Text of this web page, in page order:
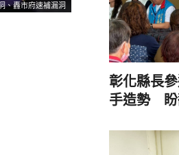
、轟市府速補漏洞
彰化縣長
手造勢 盼